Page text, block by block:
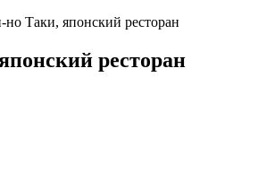
но Таки, японский ресторан
ресторан